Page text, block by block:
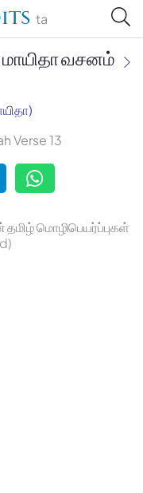
ta
வசனம்
Verse 13
மொழிபெயர்ப்புகள்